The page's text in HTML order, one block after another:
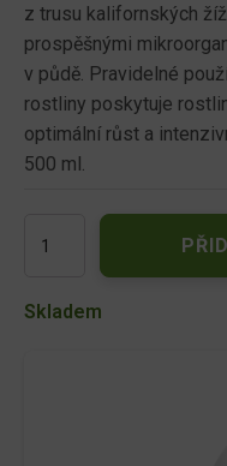
z trusu kalifornských
prospěšnými
v půdě. Pravidelné
rostliny poskytuje
optimální růst a
500 ml.
VERMIKOMPOST
rostliny
Skladem